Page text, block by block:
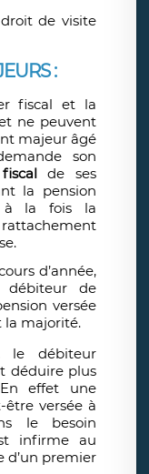
de visite
:
fiscal et la
ne peuvent
majeur âgé
son
de ses
la pension
à la fois la
d’année,
de
versée
la majorité.
le débiteur
déduire plus
effet une
versée à
le besoin
infirme au
d’un premier